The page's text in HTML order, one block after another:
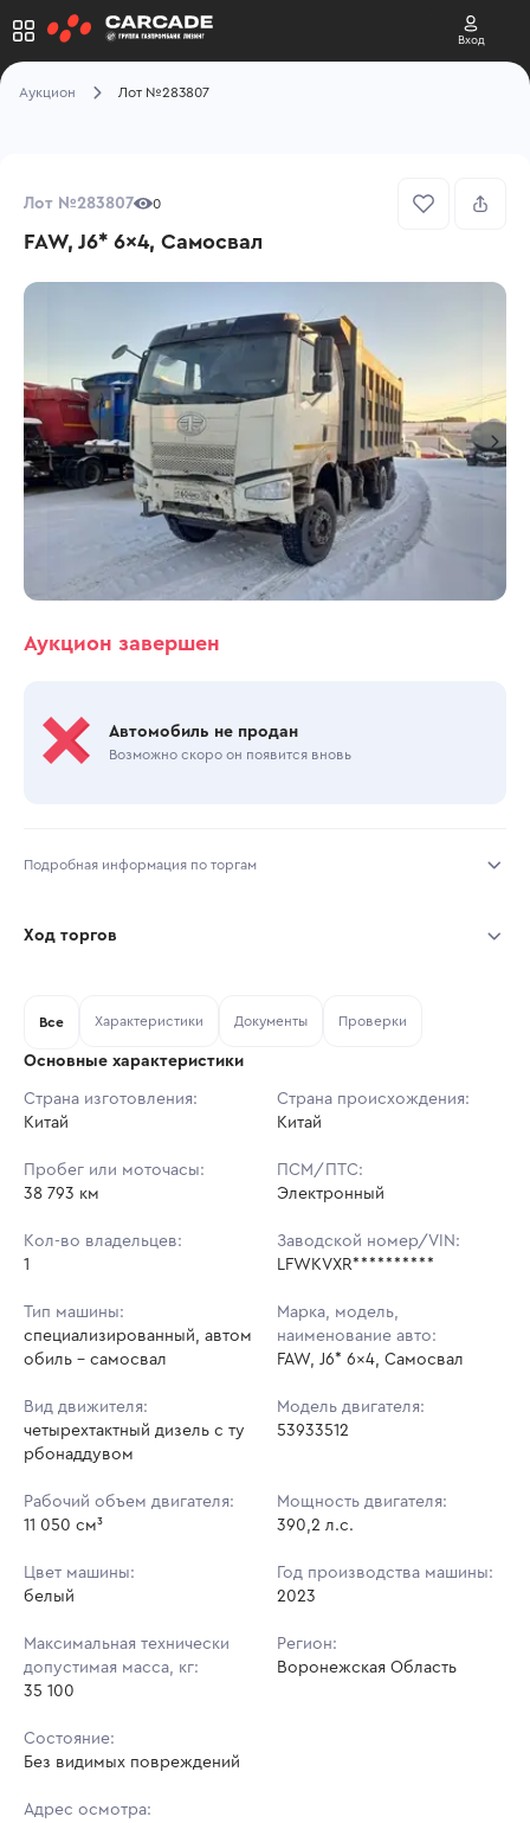
Вход
Аукцион Лот №283807
Лот №283807 0
FAW, J6* 6x4, Самосвал
Аукцион завершен
Автомобиль не продан
Возможно скоро он появится вновь
Подробная информация по торгам
Тип аукциона: Открытые торги
Шаг торгов: 37 098 ₽
Кол-во ставок:
Ход торгов
Ставок не найдено
в аукционах
Все Характеристики Документы Проверки
Основные характеристики
Страна изготовления:
Китай
Страна происхождения:
Китай
Пробег или моточасы:
38 793 км
ПСМ/ПТС:
Электронный
Кол-во владельцев:
1
Заводской номер/VIN:
LFWKVXR**********
Тип машины:
специализированный, автом
обиль - самосвал
Марка, модель,
наименование авто:
FAW, J6* 6x4, Самосвал
Вид движителя:
четырехтактный дизель с ту
рбонаддувом
Модель двигателя:
53933512
Рабочий объем двигателя:
11 050 см³
Мощность двигателя:
390,2 л.с.
Цвет машины:
белый
Год производства машины:
2023
Максимальная технически
допустимая масса, кг:
35 100
Регион:
Воронежская Область
Состояние:
Без видимых повреждений
Адрес осмотра: